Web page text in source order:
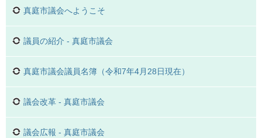
真庭市議会へようこそ
議員の紹介 - 真庭市議会
真庭市議会議員名簿（令和7年4月28日現在）
議会改革 - 真庭市議会
議会広報 - 真庭市議会